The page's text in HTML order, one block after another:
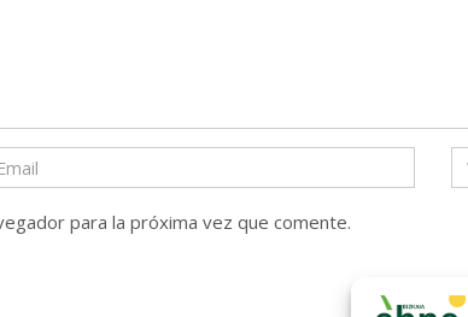
para la próxima vez que comente.